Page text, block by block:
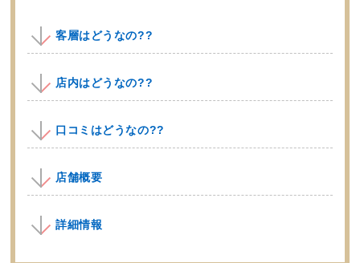
客層はどうなの??
店内はどうなの??
口コミはどうなの??
店舗概要
詳細情報